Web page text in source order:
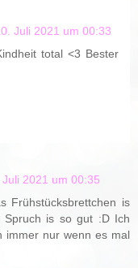
Juli 2021 um 00:33
total <3 Bester
Juli 2021 um 00:35
Frühstücksbrettchen is
is so gut :D Ich
immer nur wenn es mal